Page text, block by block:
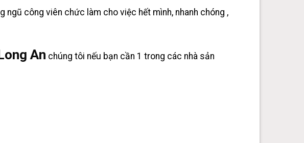
công viên chức làm cho việc hết mình, nhanh chóng ,
An chúng tôi nếu bạn cần 1 trong các nhà sản